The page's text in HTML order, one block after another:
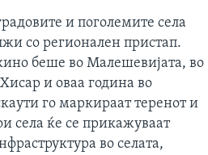
и поголемите села
со регионален пристап.
беше во Малешевијата, во
и оваа година во
го маркираат теренот и
села ќе се прикажуваат
во селата,